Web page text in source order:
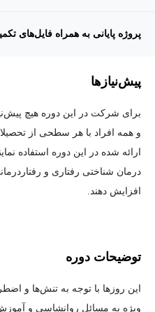
پروژه پایانی به همراه فایل‌های
پیش‌نیاز‌ها
برای شرکت در این دوره هیچ
و همه افراد با هر سطحی از
ارائه شده در این دوره استفاده
درمان شناختی رفتاری و
افزایش دهند.
توضیحات دوره
این روزها با توجه به تنش‌ها و
ویژه به مسائل روانشاسی و